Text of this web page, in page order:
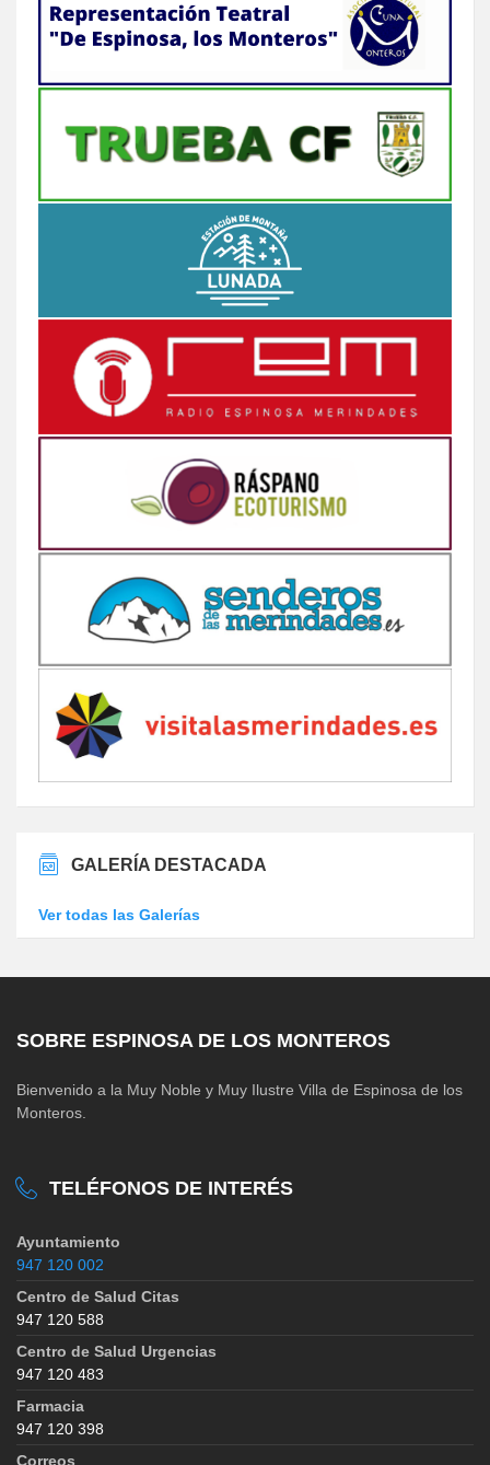
GALERÍA DESTACADA
Ver todas las Galerías
SOBRE ESPINOSA DE LOS MONTEROS
Bienvenido a la Muy Noble y Muy Ilustre Villa de Espinosa de los
Monteros.
TELÉFONOS DE INTERÉS
Ayuntamiento
947 120 002
Centro de Salud Citas
947 120 588
Centro de Salud Urgencias
947 120 483
Farmacia
947 120 398
Correos